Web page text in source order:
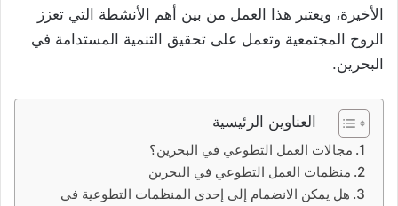
الأخيرة، ويعتبر هذا العمل من بين أهم الأنشطة التي تعزز
الروح المجتمعية وتعمل على تحقيق التنمية المستدامة في
البحرين.
العناوين الرئيسية
مجالات العمل التطوعي في البحرين؟
منظمات العمل التطوعي في البحرين
هل يمكن الانضمام إلى إحدى المنظمات التطوعية في